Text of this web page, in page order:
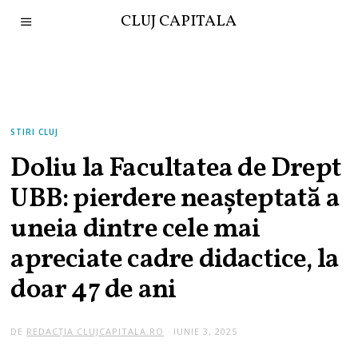
CLUJ CAPITALA
STIRI CLUJ
Doliu la Facultatea de Drept
UBB: pierdere neașteptată a
uneia dintre cele mai
apreciate cadre didactice, la
doar 47 de ani
DE REDACȚIA CLUJCAPITALA.RO IUNIE 3, 2025